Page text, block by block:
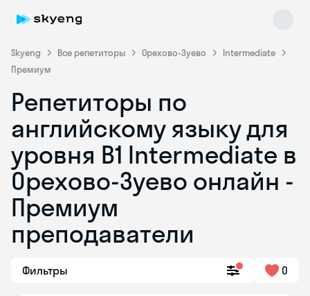
Skyeng Все репетиторы Орехово-Зуево
Intermediate
Премиум
Репетиторы по
английскому языку для
уровня B1 Intermediate в
Орехово-Зуево онлайн -
Премиум
преподаватели
Фильтры 0
Skyeng Chat